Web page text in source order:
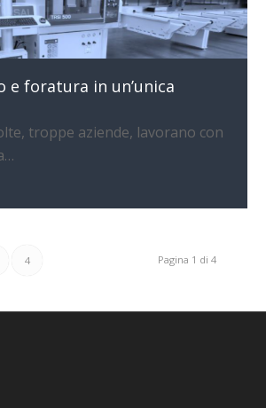
e foratura in un’unica
troppe aziende, lavorano con
Pagina 1 di 4
4